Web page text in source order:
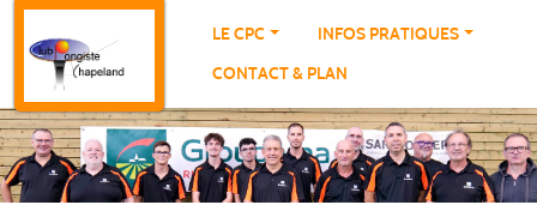
LE CPC
INFOS PRATIQUES
CONTACT & PLAN
Panneau de gestion des cookies